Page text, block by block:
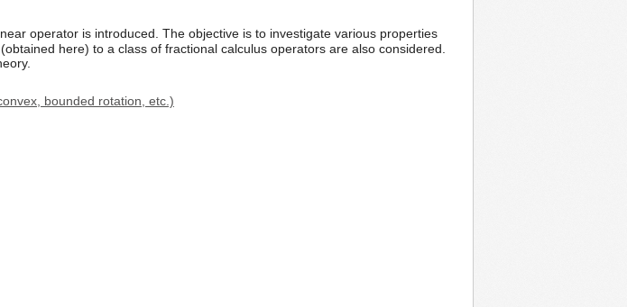
operator is introduced. The objective is to investigate various properties
here) to a class of fractional calculus operators are also considered.
bounded rotation, etc.)